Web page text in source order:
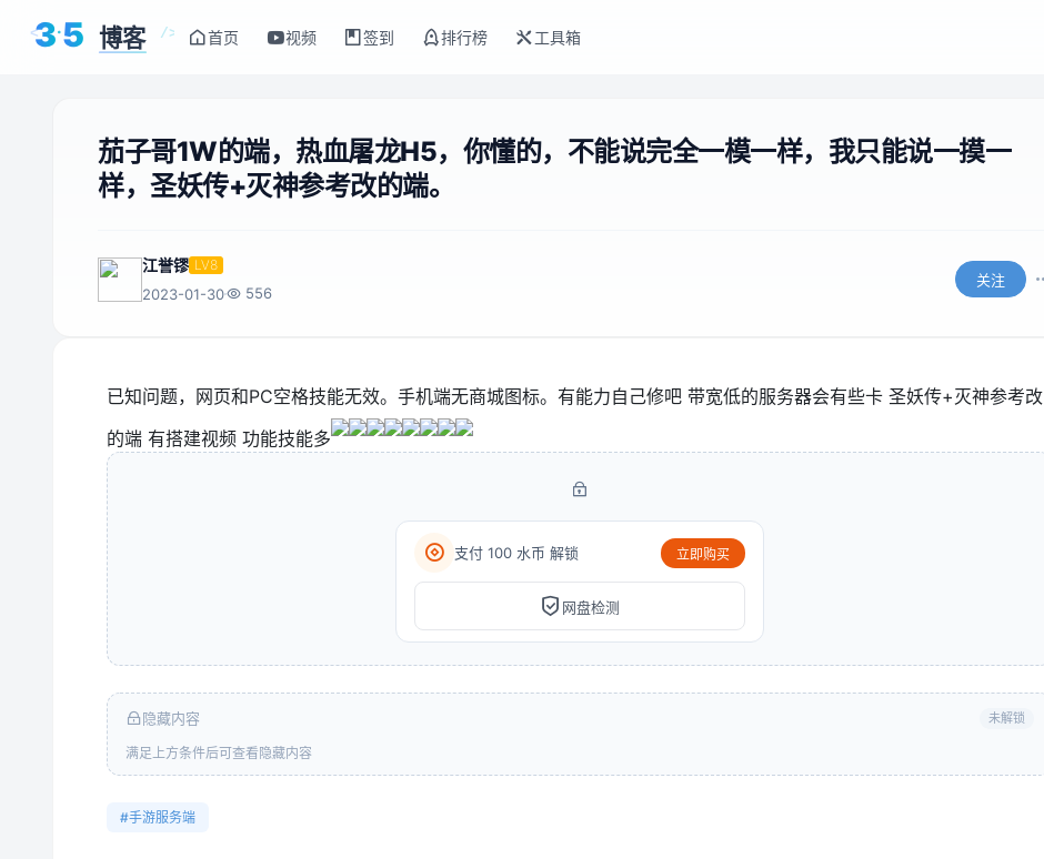
< />
35 博客 首页 视频 签到 排行榜 工具箱
茄子哥1W的端，热血屠龙H5，你懂的，不能说完全一模一样，我只能说一摸一
样，圣妖传+灭神参考改的端。
江誉镠 LV8
2023-01-30 556
关注
已知问题，网页和PC空格技能无效。手机端无商城图标。有能力自己修吧 带宽低的服务器会有些卡 圣妖传+灭神参考改
的端 有搭建视频 功能技能多
支付 100 水币 解锁 立即购买
网盘检测
隐藏内容 未解锁
满足上方条件后可查看隐藏内容
#手游服务端